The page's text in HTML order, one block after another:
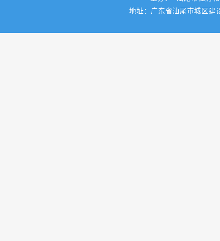
地址：广东省汕尾市城区